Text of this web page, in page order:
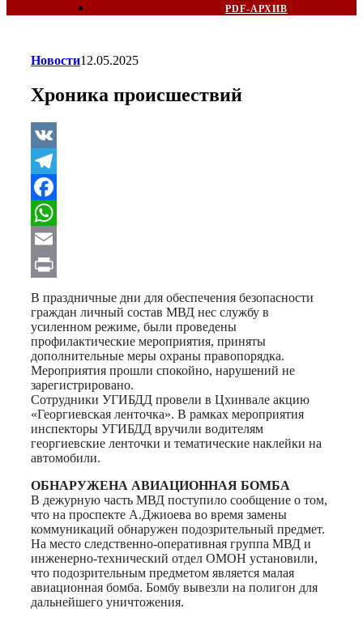
PDF-АРХИВ
Новости12.05.2025
Хроника происшествий
VK
Telegram
Facebook
WhatsApp
Email
Print
В праздничные дни для обеспечения безопасности
граждан личный состав МВД нес службу в
усиленном режиме, были проведены
профилактические мероприятия, приняты
дополнительные меры охраны правопорядка.
Мероприятия прошли спокойно, нарушений не
зарегистрировано.
Сотрудники УГИБДД провели в Цхинвале акцию
«Георгиевская ленточка». В рамках мероприятия
инспекторы УГИБДД вручили водителям
георгиевские ленточки и тематические наклейки на
автомобили.
ОБНАРУЖЕНА АВИАЦИОННАЯ БОМБА
В дежурную часть МВД поступило сообщение о том,
что на проспекте А.Джиоева во время замены
коммуникаций обнаружен подозрительный предмет.
На место следственно-оперативная группа МВД и
инженерно-технический отдел ОМОН установили,
что подозрительным предметом является малая
авиационная бомба. Бомбу вывезли на полигон для
дальнейшего уничтожения.